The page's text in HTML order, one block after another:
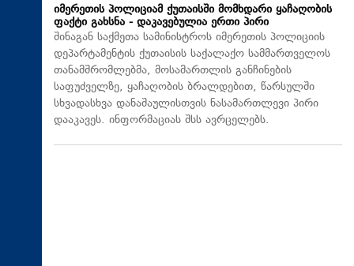
იმერეთის პოლიციამ ქუთაისში მომხდარი ყაჩაღობის
ფაქტი გახსნა - დაკავებულია ერთი პირი
შინაგან საქმეთა სამინისტროს იმერეთის პოლიციის
დეპარტამენტის ქუთაისის საქალაქო სამმართველოს
თანამშრომლებმა, მოსამართლის განჩინების
საფუძველზე, ყაჩაღობის ბრალდებით, წარსულში
სხვადასხვა დანაშაულისთვის ნასამართლევი პირი
დააკავეს. ინფორმაციას შსს ავრცელებს.